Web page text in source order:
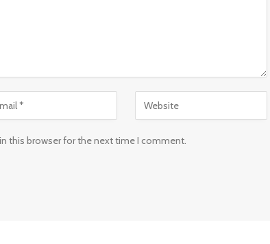
this browser for the next time I comment.